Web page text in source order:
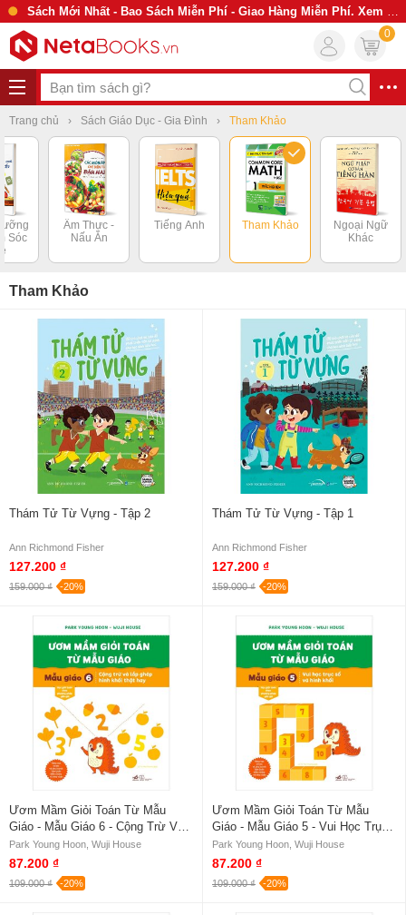
Sách Mới Nhất - Bao Sách Miễn Phí - Giao Hàng Miễn Phí. Xem Ngay
0
Trang chủ Sách Giáo Dục - Gia Đình Tham Khảo
Sóc
Ẩm Thực -
Nấu Ăn
Tiếng Anh Tham Khảo
Ngoại Ngữ
Khác
Tham Khảo
Thám Tử Từ Vựng - Tập 2
Ann Richmond Fisher
127.200 ₫
159.000 ₫ -20%
Thám Tử Từ Vựng - Tập 1
Ann Richmond Fisher
127.200 ₫
159.000 ₫ -20%
Ươm Mầm Giỏi Toán Từ Mẫu
Giáo - Mẫu Giáo 6 - Cộng Trừ Và
Lắp Ghép Hình Khối Thật Hay
Park Young Hoon, Wuji House
87.200 ₫
109.000 ₫ -20%
Ươm Mầm Giỏi Toán Từ Mẫu
Giáo - Mẫu Giáo 5 - Vui Học Trục
Số Và Hình Khối
Park Young Hoon, Wuji House
87.200 ₫
109.000 ₫ -20%